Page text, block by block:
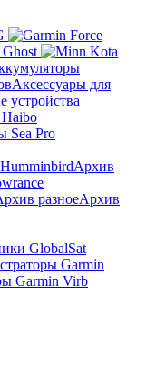
Аксессуары для
устройства
Sea Pro
Архив
Архив
GlobalSat
Garmin
Garmin Virb